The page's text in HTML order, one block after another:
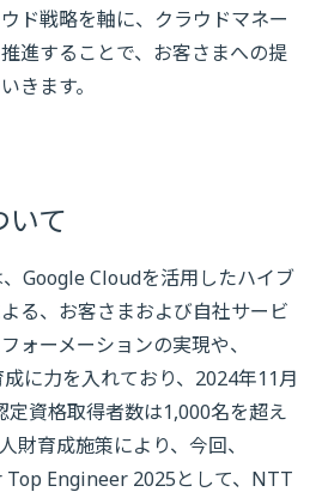
ド戦略を軸に、クラウドマネー
進することで、お客さまへの提
きます。
いて
Google Cloudを活用したハイブ
る、お客さまおよび自社サービ
ォーメーションの実現や、
に力を入れており、2024年11月
定資格取得者数は1,000名を超え
財育成施策により、今回、
Engineer 2025として、NTT